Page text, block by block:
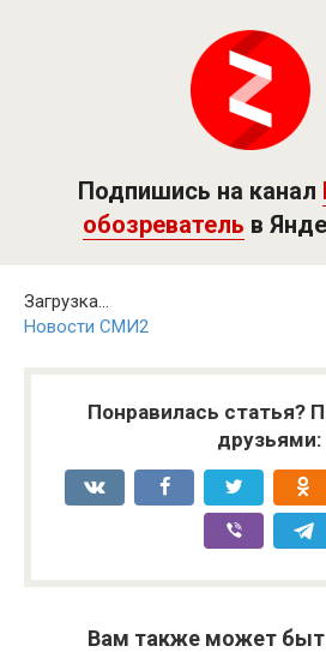
Подпишись на канал
обозреватель в
Загрузка...
Новости СМИ2
Понравилась статья?
друзьями:
Вам также может